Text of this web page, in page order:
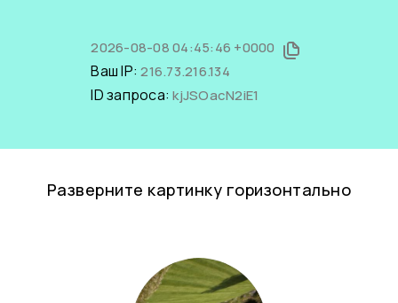
2026-08-08 04:45:46 +0000
Ваш IP:216.73.216.134
ID запроса:kjJSOacN2iE1
Разверните картинку горизонтально